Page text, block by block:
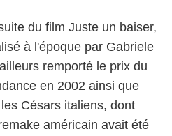
du film Juste un baiser,
à l'époque par Gabriele
remporté le prix du
en 2002 ainsi que
Césars italiens, dont
américain avait été